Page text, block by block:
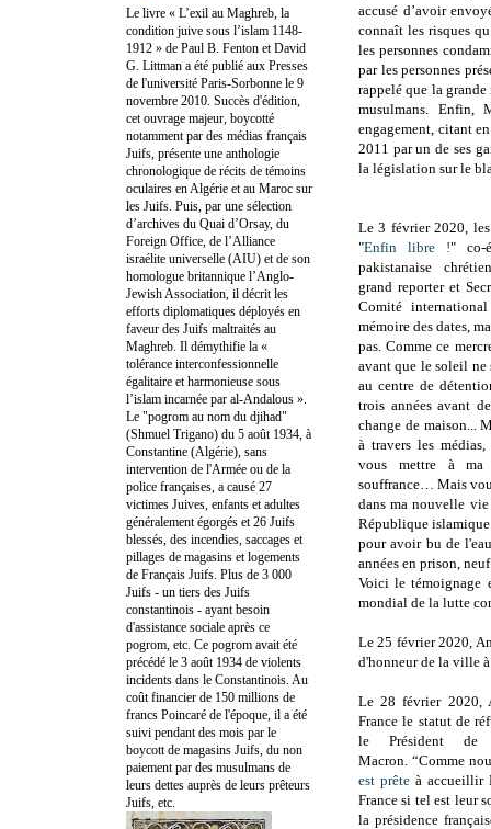
accusé d’avoir
connaît les risques
les personnes
par les personnes
rappelé que la
musulmans. Enfin,
engagement, citant
2011 par un de ses
la législation sur le
Le 3 février 2020,
"Enfin libre !" co-
pakistanaise
grand reporter et
Comité
mémoire des dates,
pas. Comme ce
avant que le soleil ne
au centre de
trois années avant
change de maison...
à travers les
vous mettre à ma
souffrance… Mais
dans ma nouvelle
République
pour avoir bu de
années en prison,
Voici le témoignage
mondial de la lutte
Le 25 février 2020,
d'honneur de la ville
Le 28 février
France le statut de
le Président de
Macron. “Comme
est prêteà accueillir
France si tel est leur
la présidence
Le livre « L’exil au Maghreb, la
condition juive sous l’islam 1148-
1912 » de Paul B. Fenton et David
G. Littman a été publié aux Presses
de l'université Paris-Sorbonne le 9
novembre 2010. Succès d'édition,
cet ouvrage majeur, boycotté
notamment par des médias français
Juifs, présente une anthologie
chronologique de récits de témoins
oculaires en Algérie et au Maroc sur
les Juifs. Puis, par une sélection
d’archives du Quai d’Orsay, du
Foreign Office, de l’Alliance
israélite universelle (AIU) et de son
homologue britannique l’Anglo-
Jewish Association, il décrit les
efforts diplomatiques déployés en
faveur des Juifs maltraités au
Maghreb. Il démythifie la «
tolérance interconfessionnelle
égalitaire et harmonieuse sous
l’islam incarnée par al-Andalous ».
Le "pogrom au nom du djihad"
(Shmuel Trigano) du 5 août 1934, à
Constantine (Algérie), sans
intervention de l'Armée ou de la
police françaises, a causé 27
victimes Juives, enfants et adultes
généralement égorgés et 26 Juifs
blessés, des incendies, saccages et
pillages de magasins et logements
de Français Juifs. Plus de 3 000
Juifs - un tiers des Juifs
constantinois - ayant besoin
d'assistance sociale après ce
pogrom, etc. Ce pogrom avait été
précédé le 3 août 1934 de violents
incidents dans le Constantinois. Au
coût financier de 150 millions de
francs Poincaré de l'époque, il a été
suivi pendant des mois par le
boycott de magasins Juifs, du non
paiement par des musulmans de
leurs dettes auprès de leurs prêteurs
Juifs, etc.